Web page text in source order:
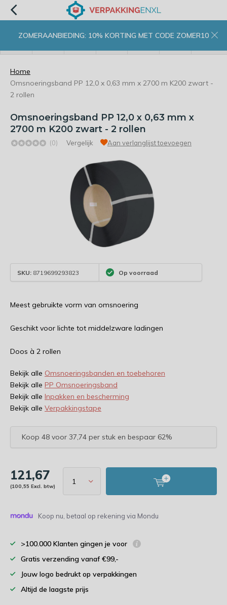
ZOMERAANBIEDING: 10% KORTING MET CODE ZOMER10
Home
Omsnoeringsband PP 12,0 x 0,63 mm x 2700 m K200 zwart -
2 rollen
Omsnoeringsband PP 12,0 x 0,63 mm x
2700 m K200 zwart - 2 rollen
(0) Vergelijk Aan verlanglijst toevoegen
SKU: 8719699293823 Op voorraad
Meest gebruikte vorm van omsnoering
Geschikt voor lichte tot middelzware ladingen
Doos à 2 rollen
Bekijk alle Omsnoeringsbanden en toebehoren
Bekijk alle PP Omsnoeringsband
Bekijk alle Inpakken en bescherming
Bekijk alle Verpakkingstape
Koop 48 voor 37,74 per stuk en bespaar 62%
121,67
(100,55 Excl. btw)
Koop nu, betaal op rekening via Mondu
>100.000 Klanten gingen je voor
Gratis verzending vanaf €99,-
Jouw logo bedrukt op verpakkingen
Altijd de laagste prijs